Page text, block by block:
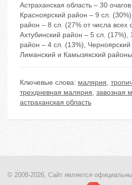
Астраханская область – 30
Красноярский район – 9 сл.
район – 8 сл. (27% от числа всех
Ахтубинский район – 5 сл. (17%),
район – 4 сл. (13%),
Лиманский и Камызякский
Ключевые слова: малярия,
трехдневная малярия, завозная
астраханская область
© 2008-2026, Сайт является